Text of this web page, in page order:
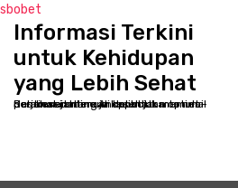
sbobet
Informasi Terkini
untuk Kehidupan
yang Lebih Sehat
Selamat datang di kppbcjakarta.net - Destinasi online Anda untuk memulai perjalanan menuju kesehatan optimal dan kesejahteraan holistik